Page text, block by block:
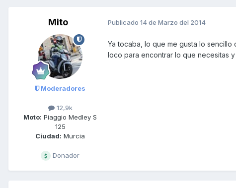
Mito
Moderadores
12,9k
Moto: Piaggio Medley S
125
Ciudad: Murcia
Donador
Publicado 14 de Marzo del 2014
Ya tocaba, lo que me gusta lo
loco para encontrar lo que necesitas